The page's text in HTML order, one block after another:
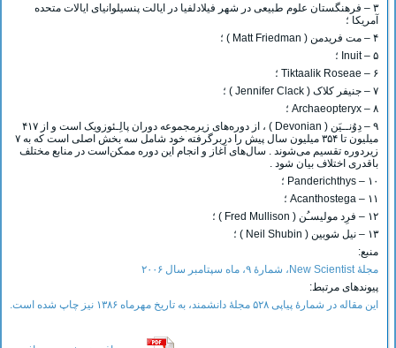
۳ – فرهنگستان علوم طبیعی در شهر فیلادلفیا در ایالت پنسیلوانیای ایالات متحده
آمریکا ؛
۴ – مت فریدمن ( Matt Friedman ) ؛
۵ – Inuit ؛
۶ – Tiktaalik Roseae ؛
۷ – جنیفر کلاک ( Jennifer Clack ) ؛
۸ – Archaeopteryx ؛
۹ – دِوُنــیَن ( Devonian ) ، از دوره‌های زیرمجموعه دوران پالِـئوزویک است و از ۴۱۷
میلیون تا ۳۵۴ میلیون سال پیش را دربرگرفته خود شامل سه بخش اصلی است که به ۷
زیردوره تقسیم می‌شوند . سال‌های آغاز و انجام این دوره ممکن‌است در منابع مختلف
با‌قدری اختلاف بیان شود .
۱۰ – Panderichthys ؛
۱۱ – Acanthostega ؛
۱۲ – فرِد مولیسـُن ( Fred Mullison ) ؛
۱۳ – نیل شوبین ( Neil Shubin ) ؛
منبع:
مجلۀ New Scientist، شمارۀ ۹، ماه سپتامبر سال ۲۰۰۶
پیوندهای مرتبط:
این مقاله در شمارۀ پیاپی ۵۲۸ مجلۀ دانشمند، به تاریخ مهرماه ۱۳۸۶ نیز چاپ شده است.